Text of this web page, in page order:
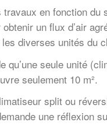
travaux en fonction
un flux d’air
diverses unités du
qu’une seule unité
seulement 10 m².
split ou
une réflexion